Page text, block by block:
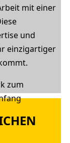
mit einer
und
einzigartiger